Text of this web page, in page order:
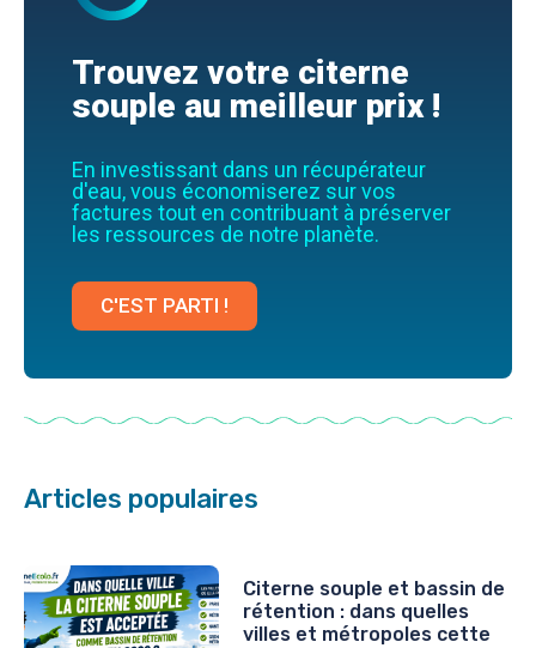
Trouvez votre citerne
souple au meilleur prix !
En investissant dans un récupérateur
d'eau, vous économiserez sur vos
factures tout en contribuant à préserver
les ressources de notre planète.
C'EST PARTI !
Articles populaires
Citerne souple et bassin de
rétention : dans quelles
villes et métropoles cette